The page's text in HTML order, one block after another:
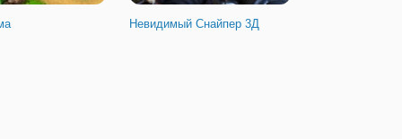
Невидимый Снайпер 3Д